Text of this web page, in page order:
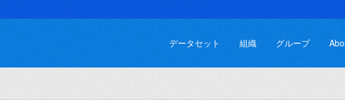
データセット 組織 グループ